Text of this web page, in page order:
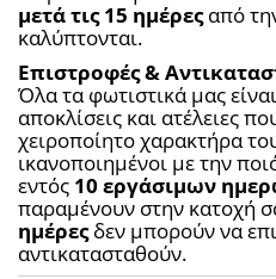
μετά τις 15 ημέρες από
καλύπτονται.
Επιστροφές &
Όλα τα φωτιστικά μας
αποκλίσεις και ατέλειες
χειροποίητο χαρακτήρα
ικανοποιημένοι με την
εντός 10 εργάσιμων
παραμένουν στην κατοχή
ημέρες δεν μπορούν να
αντικατασταθούν.